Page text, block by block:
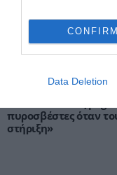
CONFIRM
Data Deletion
πυροσβέστες όταν
στήριξη»